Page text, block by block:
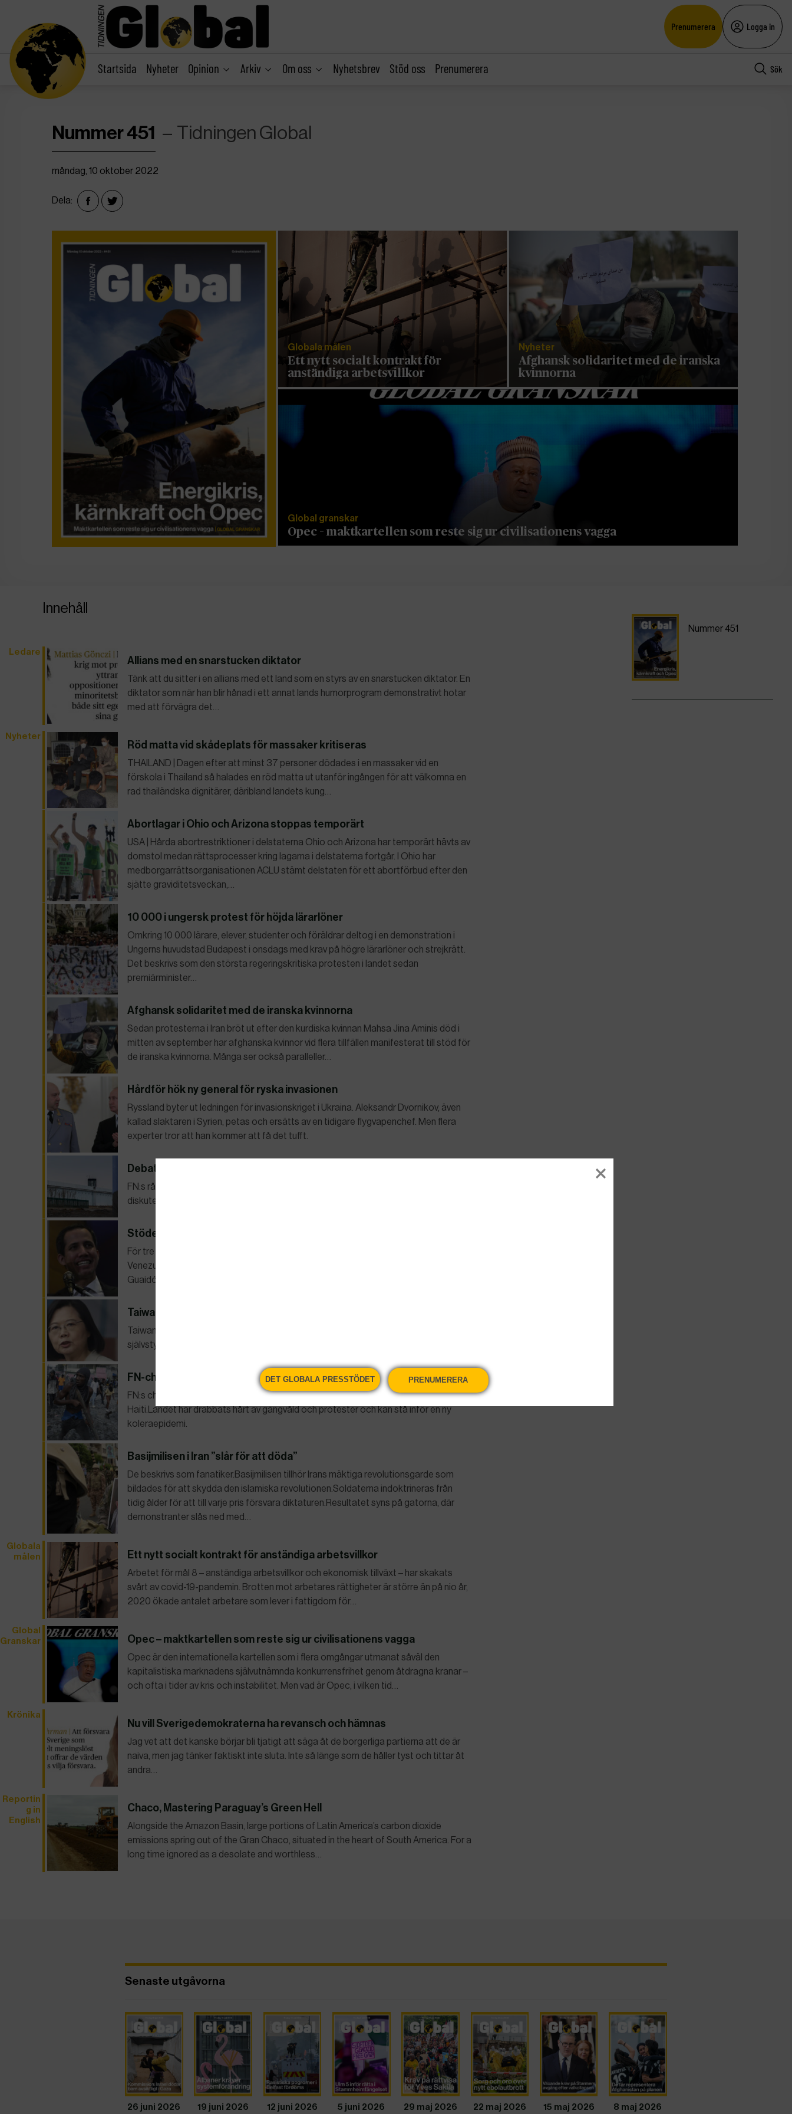
Prenumerera Logga in
Startsida Nyheter Opinion Arkiv Om oss Nyhetsbrev Stöd oss Prenumerera Sök
Nummer 451 Tidningen Global
måndag, 10 oktober 2022
Dela:
Globala målen
Ett nytt socialt kontrakt för
anständiga arbetsvillkor
Nyheter
Afghansk solidaritet med de iranska
kvinnorna
Global granskar
Opec – maktkartellen som reste sig ur civilisationens vagga
Nummer 451
Innehåll
Ledare
Allians med en snarstucken diktator
Tänk att du sitter i en allians med ett land som en styrs av en snarstucken diktator. En
diktator som när han blir hånad i ett annat lands humorprogram demonstrativt hotar
med att förvägra det…
Nyheter
Röd matta vid skådeplats för massaker kritiseras
THAILAND | Dagen efter att minst 37 personer dödades i en massaker vid en
förskola i Thailand så halades en röd matta ut utanför ingången för att välkomna en
rad thailändska dignitärer, däribland landets kung…
Abortlagar i Ohio och Arizona stoppas temporärt
USA | Hårda abortrestriktioner i delstaterna Ohio och Arizona har temporärt hävts av
domstol medan rättsprocesser kring lagarna i delstaterna fortgår. I Ohio har
medborgarrättsorganisationen ACLU stämt delstaten för ett abortförbud efter den
sjätte graviditetsveckan,…
10 000 i ungersk protest för höjda lärarlöner
Omkring 10 000 lärare, elever, studenter och föräldrar deltog i en demonstration i
Ungerns huvudstad Budapest i onsdags med krav på högre lärarlöner och strejkrätt.
Det beskrivs som den största regeringskritiska protesten i landet sedan
premiärminister…
Afghansk solidaritet med de iranska kvinnorna
Sedan protesterna i Iran bröt ut efter den kurdiska kvinnan Mahsa Jina Aminis död i
mitten av september har afghanska kvinnor vid flera tillfällen manifesterat till stöd för
de iranska kvinnorna. Många ser också paralleller…
Hårdför hök ny general för ryska invasionen
Ryssland byter ut ledningen för invasionskriget i Ukraina. Aleksandr Dvornikov, även
kallad slaktaren i Syrien, petas och ersätts av en tidigare flygvapenchef. Men flera
experter tror att han kommer att få det tufft.
Debatt om Xinjiang nedröstat i FN
FN:s råd för mänskliga rättigheter röstade på torsdagen ned ett förslag att
diskutera läget i den kinesiska provinsen Xinjiang.
Stödet för oppositionsledaren Guaidó minskar
För tre år sedan såg en demokratisk oppositionsvåg ut att skaka om makten i
Venezuela, med stort stöd från omvärlden. Men stödet för oppositionsledaren Juan
Guaidó har börjat fallera hemma i Sydamerika.
Taiwan: Vi kommer inte acceptera att bli en del av Kina.
Taiwan kommer aldrig att ge upp sina demokratiska grundvalar. Det säger den
självstyrande öns ledare, president Tsai Ing-wen, i sitt nationaldagstal på måndagen.
FN-chefen vill sända styrkor till Haiti
FN:s chef António Guterres vill skicka en särskild beväpnad styrka till krisdrabbade
Haiti.Landet har drabbats hårt av gängvåld och protester och kan stå inför en ny
koleraepidemi.
Basijmilisen i Iran ”slår för att döda”
De beskrivs som fanatiker.Basijmilisen tillhör Irans mäktiga revolutionsgarde som
bildades för att skydda den islamiska revolutionen.Soldaterna indoktrineras från
tidig ålder för att till varje pris försvara diktaturen.Resultatet syns på gatorna, där
demonstranter slås ned med…
Globala
målen
Ett nytt socialt kontrakt för anständiga arbetsvillkor
Arbetet för mål 8 – anständiga arbetsvillkor och ekonomisk tillväxt – har skakats
svårt av covid-19-pandemin. Brotten mot arbetares rättigheter är större än på nio år,
2020 ökade antalet arbetare som lever i fattigdom för…
Global
Granskar
Opec – maktkartellen som reste sig ur civilisationens vagga
Opec är den internationella kartellen som i flera omgångar utmanat såväl den
kapitalistiska marknadens självutnämnda konkurrensfrihet genom åtdragna kranar –
och ofta i tider av kris och instabilitet. Men vad är Opec, i vilken tid…
Krönika
Nu vill Sverigedemokraterna ha revansch och hämnas
Jag vet att det kanske börjar bli tjatigt att säga åt de borgerliga partierna att de är
naiva, men jag tänker faktiskt inte sluta. Inte så länge som de håller tyst och tittar åt
andra…
Reportin
g in
English
Chaco, Mastering Paraguay’s Green Hell
Alongside the Amazon Basin, large portions of Latin America’s carbon dioxide
emissions spring out of the Gran Chaco, situated in the heart of South America. For a
long time ignored as a desolate and worthless…
Senaste utgåvorna
26 juni 2026 19 juni 2026 12 juni 2026 5 juni 2026 29 maj 2026 22 maj 2026 15 maj 2026 8 maj 2026
DET GLOBALA PRESSTÖDET PRENUMERERA